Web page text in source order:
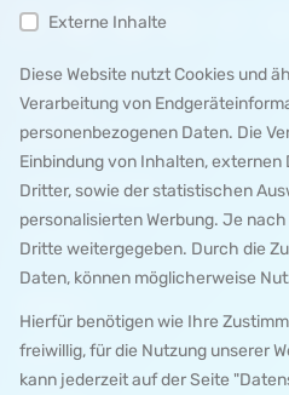
MENÜ 1
IMPRESSUM
DATENSCHUTZ
KONTAKT
SEITE 1
Externe Inhalte
Diese Website nutzt Cookies und
Verarbeitung von
personenbezogenen Daten. Die
Einbindung von Inhalten, externen
Dritter, sowie der statistischen
personalisierten Werbung. Je
Dritte weitergegeben. Durch die
Daten, können möglicherweise
Hierfür benötigen wie Ihre
freiwillig, für die Nutzung unserer
kann jederzeit auf der Seite